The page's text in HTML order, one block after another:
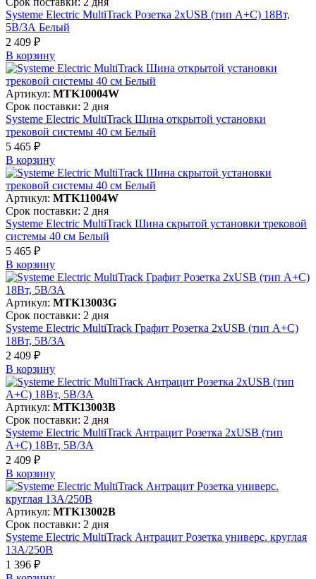
Systeme Electric MultiTrack Розетка 2хUSB (тип А+С) 18Вт,
5В/3А Белый
2 409 ₽
В корзинy
Артикул: MTK10004W
Срок поставки: 2 дня
Systeme Electric MultiTrack Шина открытой установки
трековой системы 40 см Белый
5 465 ₽
В корзинy
Артикул: MTK11004W
Срок поставки: 2 дня
Systeme Electric MultiTrack Шина скрытой установки трековой
системы 40 см Белый
5 465 ₽
В корзинy
Артикул: MTK13003G
Срок поставки: 2 дня
Systeme Electric MultiTrack Графит Розетка 2хUSB (тип А+С)
18Вт, 5В/3А
2 409 ₽
В корзинy
Артикул: MTK13003B
Срок поставки: 2 дня
Systeme Electric MultiTrack Антрацит Розетка 2хUSB (тип
А+С) 18Вт, 5В/3А
2 409 ₽
В корзинy
Артикул: MTK13002B
Срок поставки: 2 дня
Systeme Electric MultiTrack Антрацит Розетка универс. круглая
13А/250В
1 396 ₽